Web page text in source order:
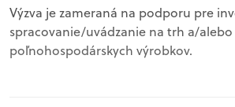
Výzva je zameraná na podporu pre
spracovanie/uvádzanie na trh a/alebo
poľnohospodárskych výrobkov.